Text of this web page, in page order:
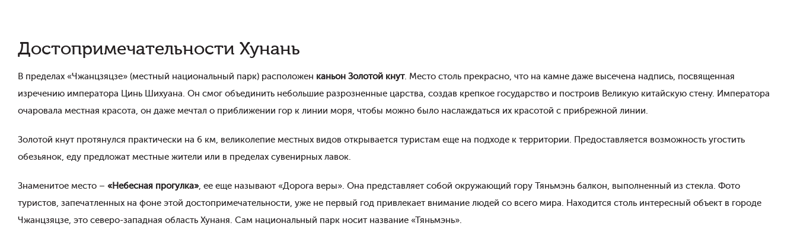
Достопримечательности Хунань
В пределах «Чжанцзяцзе» (местный национальный парк) расположен каньон Золотой кнут. Место столь прекрасно, что на камне даже высечена надпись, посвященная
изречению императора Цинь Шихуана. Он смог объединить небольшие разрозненные царства, создав крепкое государство и построив Великую китайскую стену. Императора
очаровала местная красота, он даже мечтал о приближении гор к линии моря, чтобы можно было наслаждаться их красотой с прибрежной линии.
Золотой кнут протянулся практически на 6 км, великолепие местных видов открывается туристам еще на подходе к территории. Предоставляется возможность угостить
обезьянок, еду предложат местные жители или в пределах сувенирных лавок.
Знаменитое место – «Небесная прогулка», ее еще называют «Дорога веры». Она представляет собой окружающий гору Тяньмэнь балкон, выполненный из стекла. Фото
туристов, запечатленных на фоне этой достопримечательности, уже не первый год привлекает внимание людей со всего мира. Находится столь интересный объект в городе
Чжанцзяцзе, это северо-западная область Хунаня. Сам национальный парк носит название «Тяньмэнь».